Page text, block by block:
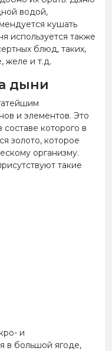
водой,
кушать
используется также
блюд, таких,
желе и т.д.
дыни
и элементов. Это
которого в
золото, которое
организму.
такие
и
в большой ягоде,